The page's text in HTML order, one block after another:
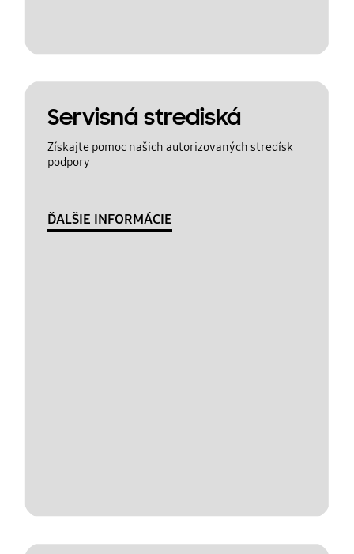
Servisná strediská
Získajte pomoc našich autorizovaných stredísk
podpory
ĎALŠIE INFORMÁCIE